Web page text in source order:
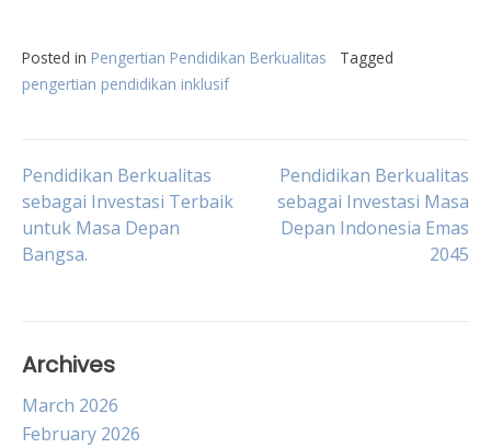
Posted in Pengertian Pendidikan Berkualitas
Tagged
pengertian pendidikan inklusif
Post
navigation
Pendidikan Berkualitas
sebagai Investasi Terbaik
untuk Masa Depan
Bangsa.
Pendidikan Berkualitas
sebagai Investasi Masa
Depan Indonesia Emas
2045
Archives
March 2026
February 2026